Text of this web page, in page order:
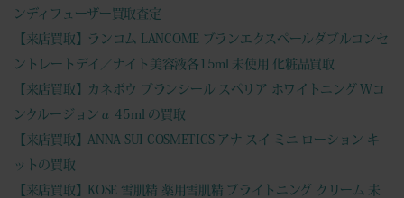
ンディフューザー買取査定
【来店買取】ランコム LANCOME ブランエクスペールダブルコンセ
ントレートデイ／ナイト美容液各15ml 未使用 化粧品買取
【来店買取】カネボウ ブランシール スペリア ホワイトニング Wコ
ンクルージョンα 45ml の買取
【来店買取】ANNA SUI COSMETICS アナ スイ ミニ ローション キ
ットの買取
【来店買取】KOSE 雪肌精 薬用雪肌精 ブライトニング クリーム 未